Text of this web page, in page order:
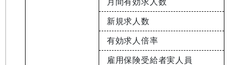
月間有効求人数
新規求人数
有効求人倍率
雇用保険受給者実人員